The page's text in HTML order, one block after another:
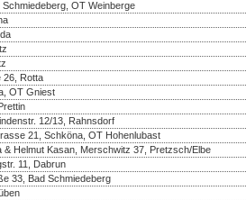
OT Weinberge
26, Rotta
OT Gniest
12/13, Rahnsdorf
21, Schköna, OT Hohenlubast
& Helmut Kasan, Merschwitz 37, Pretzsch/Elbe
11, Dabrun
33, Bad Schmiedeberg